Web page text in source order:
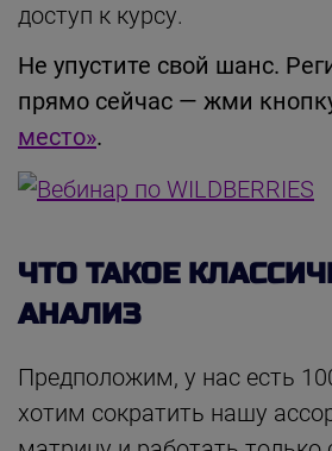
доступ к курсу.
Не упустите свой шанс.
прямо сейчас — жми
место».
ЧТО ТАКОЕ
АНАЛИЗ
Предположим, у нас есть
хотим сократить нашу